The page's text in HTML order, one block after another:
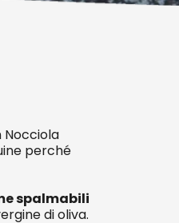
perché
spalmabili
di oliva.